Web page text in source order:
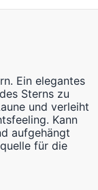
Ein elegantes
Sterns zu
und verleiht
Kann
aufgehängt
für die